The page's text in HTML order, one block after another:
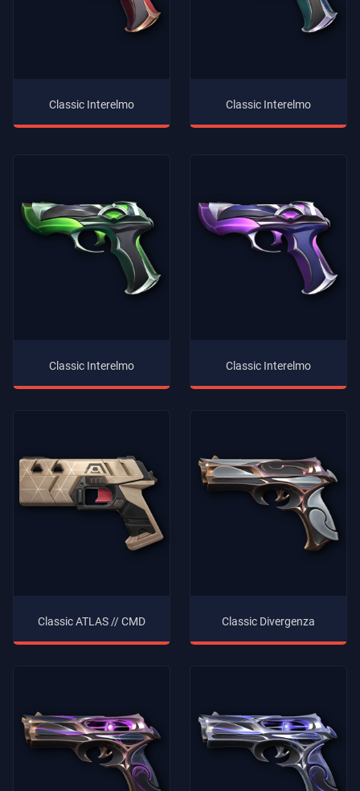
Classic Interelmo Classic Interelmo
Classic Interelmo Classic Interelmo
Classic ATLAS // CMD Classic Divergenza